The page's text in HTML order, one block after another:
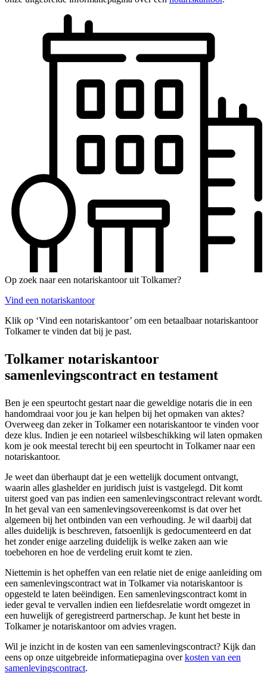
Op zoek naar een notariskantoor uit Tolkamer?
Vind een notariskantoor
Klik op ‘Vind een notariskantoor’ om een betaalbaar notariskantoor
Tolkamer te vinden dat bij je past.
Tolkamer notariskantoor
samenlevingscontract en testament
Ben je een speurtocht gestart naar die geweldige notaris die in een
handomdraai voor jou je kan helpen bij het opmaken van aktes?
Overweeg dan zeker in Tolkamer een notariskantoor te vinden voor
deze klus. Indien je een notarieel wilsbeschikking wil laten opmaken
kom je ook meestal terecht bij een speurtocht in Tolkamer naar een
notariskantoor.
Je weet dan überhaupt dat je een wettelijk document ontvangt,
waarin alles glashelder en juridisch juist is vastgelegd. Dit komt
uiterst goed van pas indien een samenlevingscontract relevant wordt.
In het geval van een samenlevingsovereenkomst is dat over het
algemeen bij het ontbinden van een verhouding. Je wil daarbij dat
alles duidelijk is beschreven, fatsoenlijk is gedocumenteerd en dat
het zonder enige aarzeling duidelijk is welke zaken aan wie
toebehoren en hoe de verdeling eruit komt te zien.
Niettemin is het opheffen van een relatie niet de enige aanleiding om
een samenlevingscontract wat in Tolkamer via notariskantoor is
opgesteld te laten beëindigen. Een samenlevingscontract komt in
ieder geval te vervallen indien een liefdesrelatie wordt omgezet in
een huwelijk of geregistreerd partnerschap. Je kunt het beste in
Tolkamer je notariskantoor om advies vragen.
Wil je inzicht in de kosten van een samenlevingscontract? Kijk dan
eens op onze uitgebreide informatiepagina overkosten van een
samenlevingscontract.